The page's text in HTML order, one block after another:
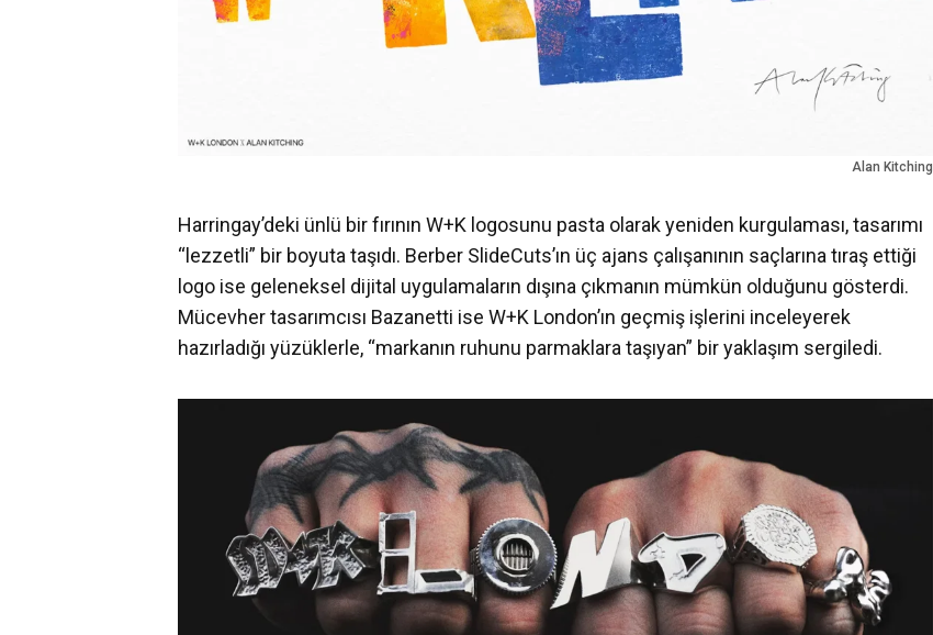
Alan Kitching
Harringay’deki ünlü bir fırının W+K logosunu pasta olarak yeniden kurgulaması, tasarımı
“lezzetli” bir boyuta taşıdı. Berber SlideCuts’ın üç ajans çalışanının saçlarına tıraş ettiği
logo ise geleneksel dijital uygulamaların dışına çıkmanın mümkün olduğunu gösterdi.
Mücevher tasarımcısı Bazanetti ise W+K London’ın geçmiş işlerini inceleyerek
hazırladığı yüzüklerle, “markanın ruhunu parmaklara taşıyan” bir yaklaşım sergiledi.